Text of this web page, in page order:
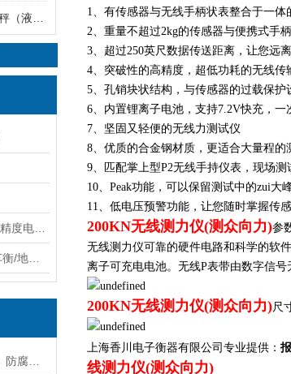
1、有传感器与无线手柄状表整合于一体
2、重量不超过2kg的传感器与便携式手
3、超过250英尺数据传送距离，让您远
4、突破性的高精度，超低功耗的无线
5、孔销块状结构，与传感器的过载保护
6、内置锂离子电池，支持7.2V快充，一
7、坚固又轻便的无线力测试仪
8、优质的合金钢材质，更适合大量程的
9、匹配掌上型P2无线手持仪表，现场测
10、Peak功能，可以保留测试中的zui大
11、低电压预警功能，让您随时掌握传
200KN无线测力仪(测众向力)参
无线测力仪可靠的硬件电路和科学的软件
离子可充电电池。无线P表带由数字信
200KN无线测力仪(测众向力)尺
上海香川电子衡器有限公司专业提供：
线测力仪(测众向力)